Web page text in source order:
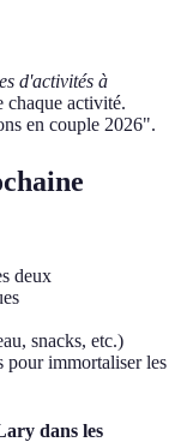
d'activités à
chaque activité.
en couple 2026".
deux
snacks, etc.)
pour immortaliser les
dans les